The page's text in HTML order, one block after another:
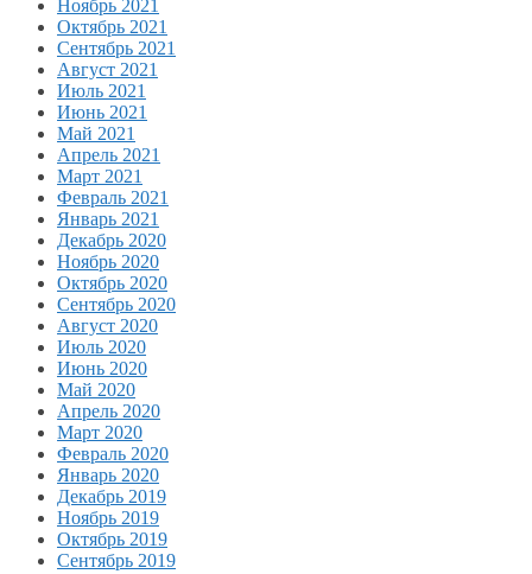
Ноябрь 2021
Октябрь 2021
Сентябрь 2021
Август 2021
Июль 2021
Июнь 2021
Май 2021
Апрель 2021
Март 2021
Февраль 2021
Январь 2021
Декабрь 2020
Ноябрь 2020
Октябрь 2020
Сентябрь 2020
Август 2020
Июль 2020
Июнь 2020
Май 2020
Апрель 2020
Март 2020
Февраль 2020
Январь 2020
Декабрь 2019
Ноябрь 2019
Октябрь 2019
Сентябрь 2019